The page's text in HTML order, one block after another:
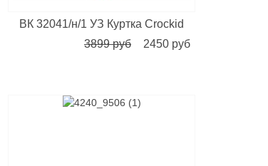
ВК 32041/н/1 УЗ Куртка Crockid
3899 руб
2450 руб